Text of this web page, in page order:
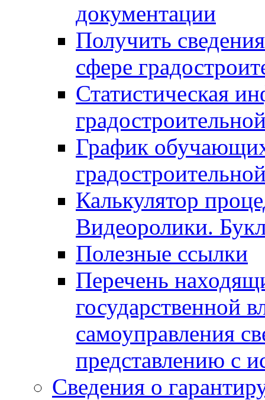
документации
Получить
сфере
Статистическая
График
Калькулятор
Видеоролики.
Полезные ссылки
Перечень
государственной
самоуправления
представлению с
Сведения о